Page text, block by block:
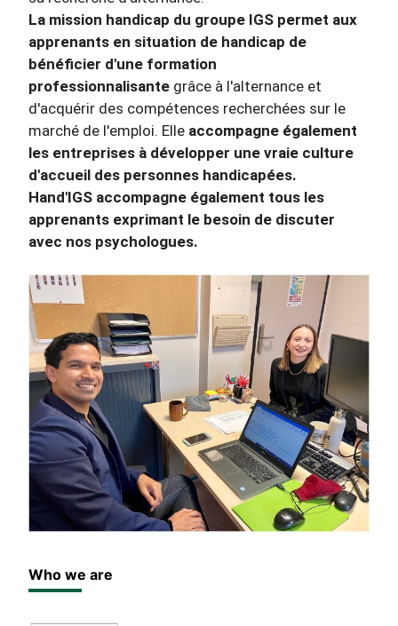
La mission handicap du groupe IGS permet aux
apprenants en situation de handicap de
bénéficier d'une formation
professionnalisante grâce à l'alternance et
d'acquérir des compétences recherchées sur le
marché de l'emploi. Elle accompagne également
les entreprises à développer une vraie culture
d'accueil des personnes handicapées.
Hand'IGS accompagne également tous les
apprenants exprimant le besoin de discuter
avec nos psychologues.
Who we are